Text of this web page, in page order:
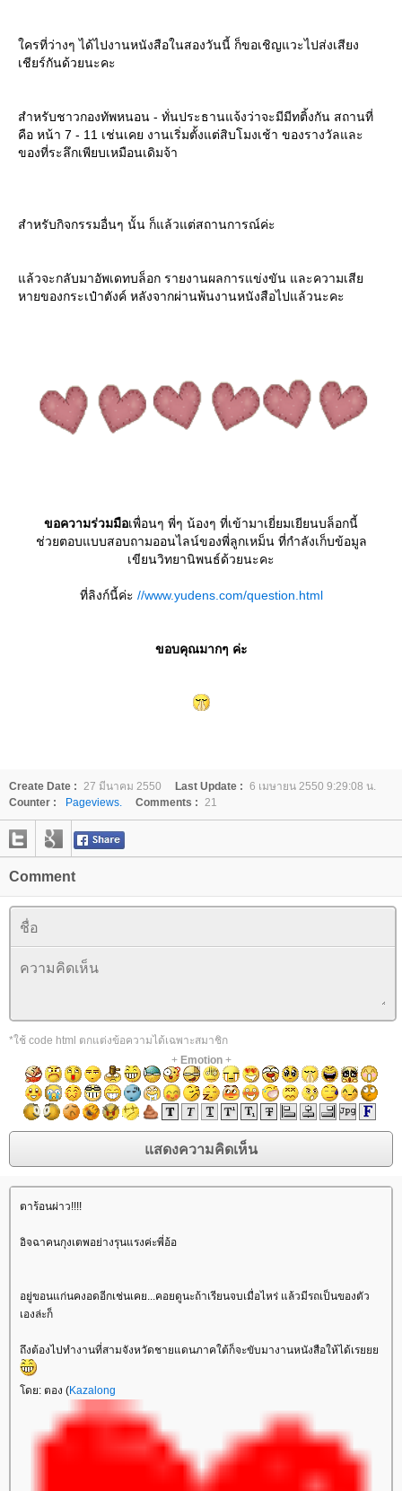
ครที่ว่างๆ ได้ไปงานหนังสือในสองวันนี้ ก็ขอเชิญแวะไปส่งเสียง
เชียร์กันด้วยนะคะ
สำหรับชาวกองทัพหนอน - ทั่นประธานแจ้งว่าจะมีมีทติ้งกัน สถานที่
คือ หน้า 7 - 11 เช่นเคย งานเริ่มตั้งแต่สิบโมงเช้า ของรางวัลและ
ของที่ระลึกเพียบเหมือนเดิมจ้า
สำหรับกิจกรรมอื่นๆ นั้น ก็แล้วแต่สถานการณ์ค่ะ
ล้วจะกลับมาอัพเดทบล็อก รายงานผลการแข่งขัน และความเสี
หายของกระเป๋าตังค์ หลังจากผ่านพ้นงานหนังสือไปแล้วนะคะ
ขอความร่วมมือเพื่อนๆ พี่ๆ น้องๆ ที่เข้ามาเยี่ยมเยียนบล็อกนี้
ช่วยตอบแบบสอบถามออนไลน์ของพี่ลูกเหม็น ที่กำลังเก็บข้อมูล
เขียนวิทยานิพนธ์ด้วยนะคะ
ที่ลิงก์นี้ค่ะ //www.yudens.com/question.html
ขอบคุณมากๆ ค่ะ
Create Date : 27 มีนาคม 2550 Last Update : 6 เมษายน 2550 9:29:08 น.
Counter :
Pageviews. Comments : 21
Comment
*ใช้ code html ตกแต่งข้อความได้เฉพาะสมาชิก
+ Emotion+
ตาร้อนผ่าว!!!!
อิจฉาคนกุงเตพอย่างรุนแรงค่ะพี่อ้อ
อยู่ขอนแก่นคงอดอีกเช่นเคย...คอยดูนะถ้าเรียนจบเมื่อไหร่ แล้วมีรถเป็นของตัว
เองล่ะก็
ถึงต้องไปทำงานที่สามจังหวัดชายแดนภาคใต้ก็จะขับมางานหนังสือให้ได้เร
ดย: ตอง (Kazalong